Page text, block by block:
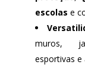
escolas e
muros,
esportivas e